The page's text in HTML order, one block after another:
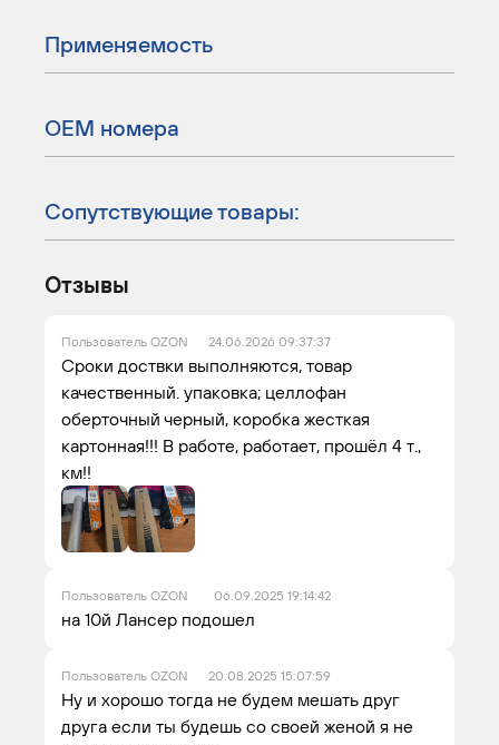
Применяемость
ОЕМ номера
Сопутствующие товары:
Отзывы
Пользователь OZON 24.06.2026 09:37:37
Сроки доствки выполняются, товар
качественный. упаковка; целлофан
оберточный черный, коробка жесткая
картонная!!! В работе, работает, прошёл 4 т.,
км!!
Пользователь OZON 06.09.2025 19:14:42
на 10й Лансер подошел
Пользователь OZON 20.08.2025 15:07:59
Ну и хорошо тогда не будем мешать друг
друга если ты будешь со своей женой я не